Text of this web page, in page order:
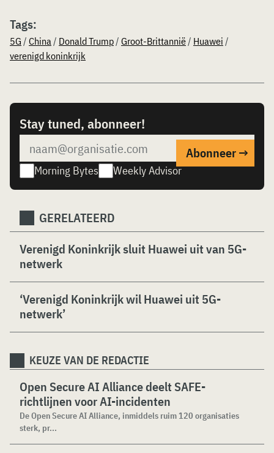
Tags:
5G / China/ Donald Trump/ Groot-Brittannië/ Huawei /
verenigd koninkrijk
Stay tuned, abonneer!
Morning Bytes Weekly Advisor
GERELATEERD
Verenigd Koninkrijk sluit Huawei uit van 5G-
netwerk
‘Verenigd Koninkrijk wil Huawei uit 5G-
netwerk’
KEUZE VAN DE REDACTIE
Open Secure AI Alliance deelt SAFE-
richtlijnen voor AI-incidenten
De Open Secure AI Alliance, inmiddels ruim 120 organisaties
sterk, pr...